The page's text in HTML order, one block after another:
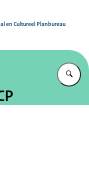
en Cultureel Planbureau